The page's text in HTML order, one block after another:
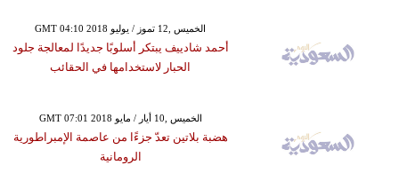
GMT 04:10 2018 الخميس ,12 تموز / يوليو
أحمد شادييف يبتكر أسلوبًا جديدًا لمعالجة جلود
الحبار لاستخدامها في الحقائب
GMT 07:01 2018 الخميس ,10 أيار / مايو
هضبة بلاتين تعدّ جزءًا من عاصمة الإمبراطورية
الرومانية